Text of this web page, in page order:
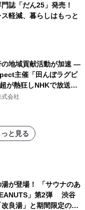
誌「だん25」発売！
軽減、暮らしはもっと
の地域貢献活動が加速 ―
主催「田んぼラグビ
が熱狂しNHKで放送さ
会社
と見る
が登場！ 「サウナのあ
」第2弾 渋谷
良湯」と期間限定のコ